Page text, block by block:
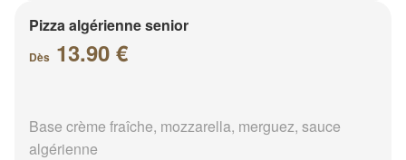
Pizza algérienne senior
Dès 13.90 €
Base crème fraîche, mozzarella, merguez, sauce
algérienne